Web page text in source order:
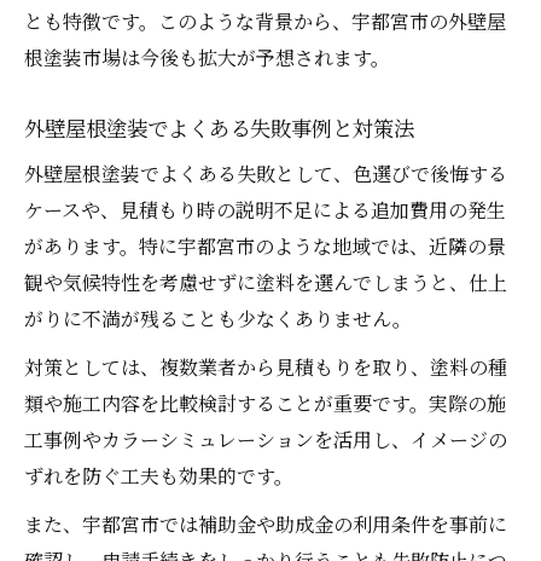
とも特徴です。このような背景から、宇都宮市の外壁屋
根塗装市場は今後も拡大が予想されます。
外壁屋根塗装でよくある失敗事例と対策法
外壁屋根塗装でよくある失敗として、色選びで後悔する
ケースや、見積もり時の説明不足による追加費用の発生
があります。特に宇都宮市のような地域では、近隣の景
観や気候特性を考慮せずに塗料を選んでしまうと、仕上
がりに不満が残ることも少なくありません。
対策としては、複数業者から見積もりを取り、塗料の種
類や施工内容を比較検討することが重要です。実際の施
工事例やカラーシミュレーションを活用し、イメージの
ずれを防ぐ工夫も効果的です。
また、宇都宮市では補助金や助成金の利用条件を事前に